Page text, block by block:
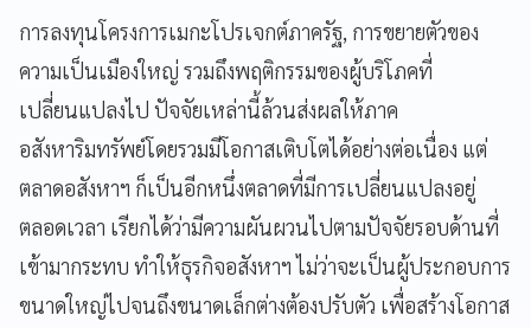
การลงทุนโครงการเมกะโปรเจกต์ภาครัฐ, การขยายตัวของ
ความเป็นเมืองใหญ่ รวมถึงพฤติกรรมของผู้บริโภคที่
เปลี่ยนแปลงไป ปัจจัยเหล่านี้ล้วนส่งผลให้ภาค
อสังหาริมทรัพย์โดยรวมมีโอกาสเติบโตได้อย่างต่อเนื่อง แต่
ตลาดอสังหาฯ ก็เป็นอีกหนึ่งตลาดที่มีการเปลี่ยนแปลงอยู่
ตลอดเวลา เรียกได้ว่ามีความผันผวนไปตามปัจจัยรอบด้านที่
เข้ามากระทบ ทำให้ธุรกิจอสังหาฯ ไม่ว่าจะเป็นผู้ประกอบการ
ขนาดใหญ่ไปจนถึงขนาดเล็กต่างต้องปรับตัว เพื่อสร้างโอกาส